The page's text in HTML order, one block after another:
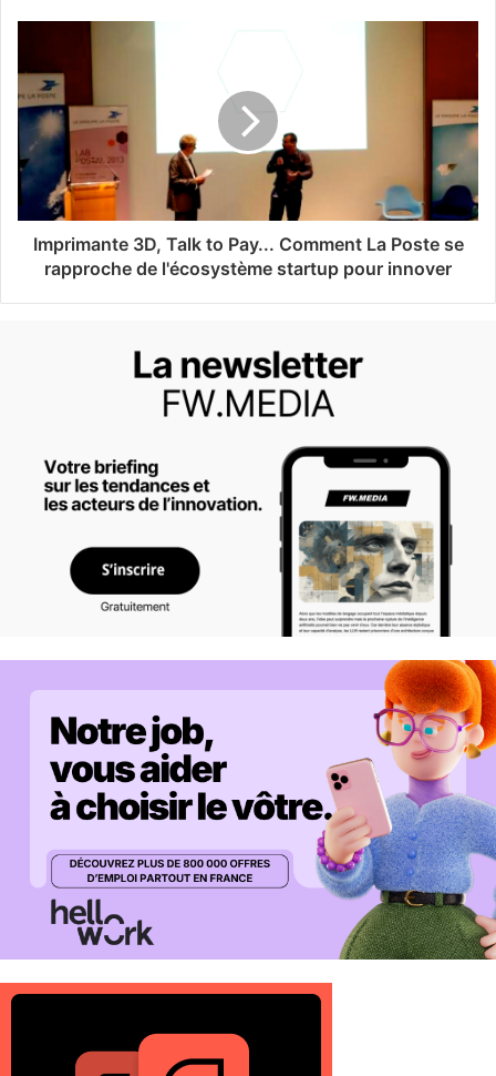
Imprimante 3D, Talk to Pay... Comment La Poste se
rapproche de l'écosystème startup pour innover